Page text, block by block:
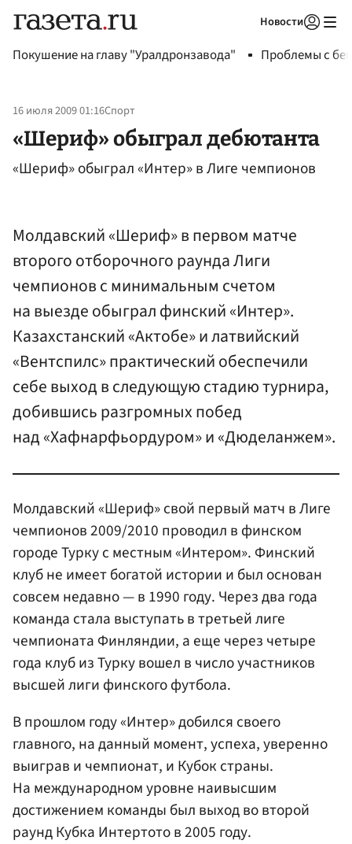
Новости
Покушение на главу "Уралдронзавода" Проблемы с
16 июля 2009 01:16Спорт
«Шериф» обыграл дебютанта
«Шериф» обыграл «Интер» в Лиге чемпионов
Молдавский «Шериф» в первом матче
второго отборочного раунда Лиги
чемпионов с минимальным счетом
на выезде обыграл финский «Интер».
Казахстанский «Актобе» и латвийский
«Вентспилс» практический обеспечили
себе выход в следующую стадию турнира,
добившись разгромных побед
над «Хафнарфьордуром» и «Дюделанжем».
Молдавский «Шериф» свой первый матч в Лиге
чемпионов 2009/2010 проводил в финском
городе Турку с местным «Интером». Финский
клуб не имеет богатой истории и был основан
совсем недавно — в 1990 году. Через два года
команда стала выступать в третьей лиге
чемпионата Финляндии, а еще через четыре
года клуб из Турку вошел в число участников
высшей лиги финского футбола.
В прошлом году «Интер» добился своего
главного, на данный момент, успеха, уверенно
выиграв и чемпионат, и Кубок страны.
На международном уровне наивысшим
достижением команды был выход во второй
раунд Кубка Интертото в 2005 году.